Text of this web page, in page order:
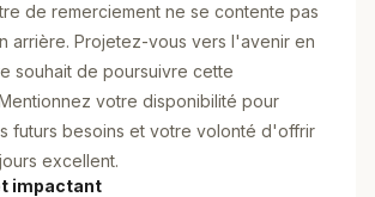
de remerciement ne se contente pas
arrière. Projetez-vous vers l'avenir en
souhait de poursuivre cette
votre disponibilité pour
futurs besoins et votre volonté d'offrir
excellent.
impactant